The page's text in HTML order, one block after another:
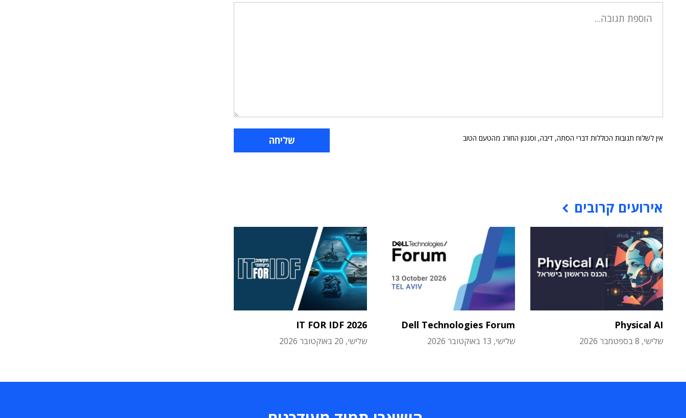
אין לשלוח תגובות הכוללות דברי הסתה, דיבה, וסגנון החורג מהטעם הטוב
אירועים קרובים
Physical AI
שלישי, 8 בספטמבר 2026
Dell Technologies Forum
שלישי, 13 באוקטובר 2026
IT FOR IDF 2026
שלישי, 20 באוקטובר 2026